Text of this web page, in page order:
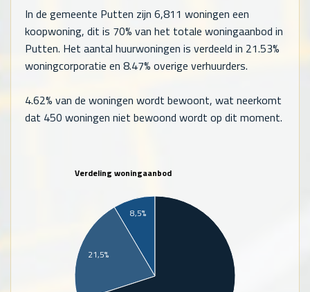
In de gemeente Putten zijn 6,811 woningen een
koopwoning, dit is 70% van het totale woningaanbod in
Putten. Het aantal huurwoningen is verdeeld in 21.53%
woningcorporatie en 8.47% overige verhuurders.
4.62% van de woningen wordt bewoont, wat neerkomt
dat 450 woningen niet bewoond wordt op dit moment.
Verdeling woningaanbod
8,5%
21,5%